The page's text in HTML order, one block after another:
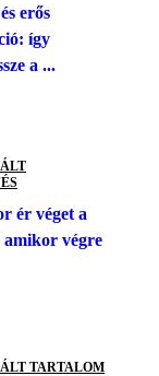
erős
így
a ...
ér véget a
amikor végre
TARTALOM